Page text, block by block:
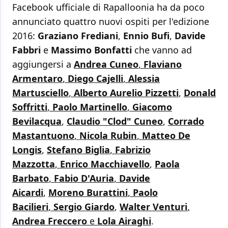
Facebook ufficiale di Rapalloonia ha da poco
annunciato quattro nuovi ospiti per l'edizione
2016: Graziano Frediani, Ennio Bufi, Davide
Fabbri e Massimo Bonfatti che vanno ad
aggiungersi a Andrea Cuneo, Flaviano
Armentaro, Diego Cajelli, Alessia
Martusciello, Alberto Aurelio Pizzetti, Donald
Soffritti, Paolo Martinello, Giacomo
Bevilacqua, Claudio "Clod" Cuneo, Corrado
Mastantuono, Nicola Rubin, Matteo De
Longis, Stefano Biglia, Fabrizio
Mazzotta, Enrico Macchiavello, Paola
Barbato, Fabio D'Auria, Davide
Aicardi, Moreno Burattini, Paolo
Bacilieri, Sergio Giardo, Walter Venturi,
Andrea Freccero e Lola Airaghi.